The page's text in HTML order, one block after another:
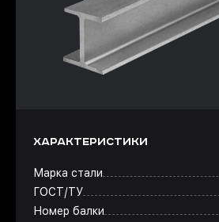
ХАРАКТЕРИСТИКИ
Марка стали
ГОСТ/ТУ
Номер балки